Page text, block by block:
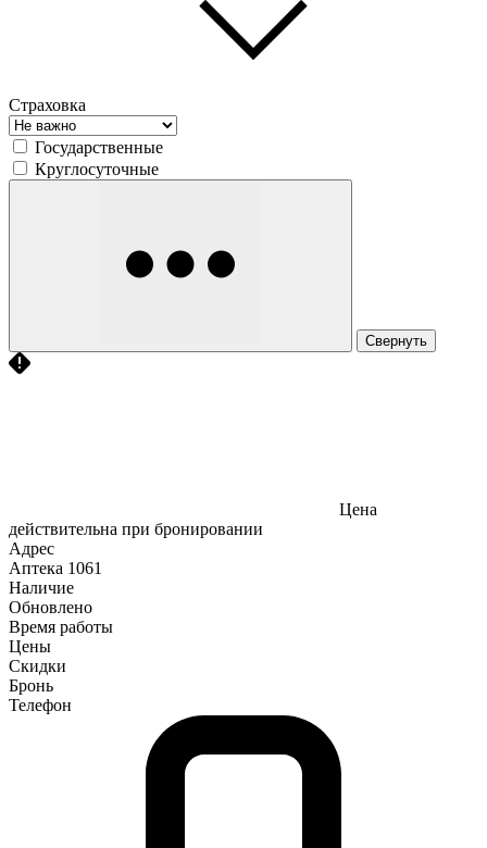
Страховка
Государственные
Круглосуточные
Свернуть
Цена
действительна при бронировании
Адрес
Аптека 1061
Наличие
Обновлено
Время работы
Цены
Скидки
Бронь
Телефон